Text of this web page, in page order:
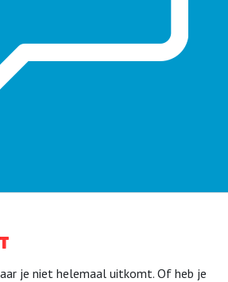
je niet helemaal uitkomt. Of heb je